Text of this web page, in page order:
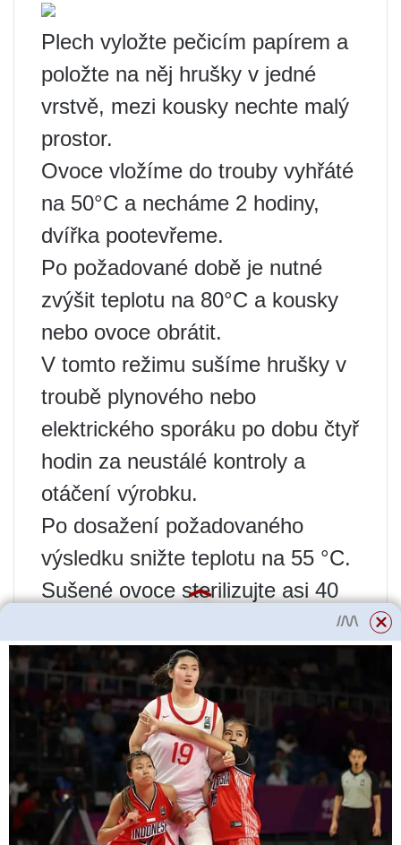
Plech vyložte pečicím papírem a
položte na něj hrušky v jedné
vrstvě, mezi kousky nechte malý
prostor.
Ovoce vložíme do trouby vyhřáté
na 50°C a necháme 2 hodiny,
dvířka pootevřeme.
Po požadované době je nutné
zvýšit teplotu na 80°C a kousky
nebo ovoce obrátit.
V tomto režimu sušíme hrušky v
troubě plynového nebo
elektrického sporáku po dobu čtyř
hodin za neustálé kontroly a
otáčení výrobku.
Po dosažení požadovaného
výsledku snižte teplotu na 55 °C.
Sušené ovoce sterilizujte asi 40
Doba vaření závisí na druhu
ovoce a velikosti kousků. U
malých plátků to bude trvat asi 8-
10 hodin, u celých plodů to bude
trvat až 1 den.
Jak sušit hrušky v